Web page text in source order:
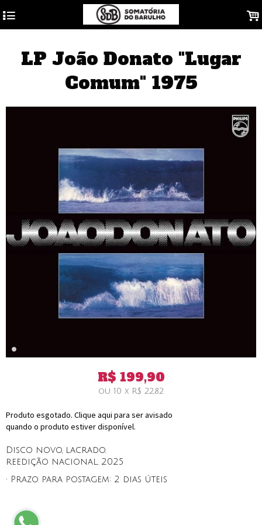
4 .
LP João Donato "Lugar
Comum" 1975
R$ 199,90
ou 10 x R$ 22,82
Produto esgotado. Clique aqui para ser avisado
quando o produto estiver disponível.
Disco novo, lacrado.
reedição nacional, 2025
• Prazo para postagem: 2 dias úteis